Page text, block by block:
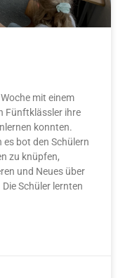
mit einem
Fünftklässler ihre
konnten.
es bot den Schülern
zu knüpfen,
und Neues über
Schüler lernten